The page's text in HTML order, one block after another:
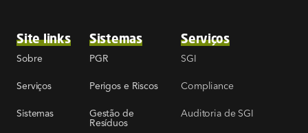
Site links
Sobre
Serviços
Sistemas
Sistemas
PGR
Perigos e Riscos
Gestão de
Resíduos
Serviços
SGI
Compliance
Auditoria de SGI